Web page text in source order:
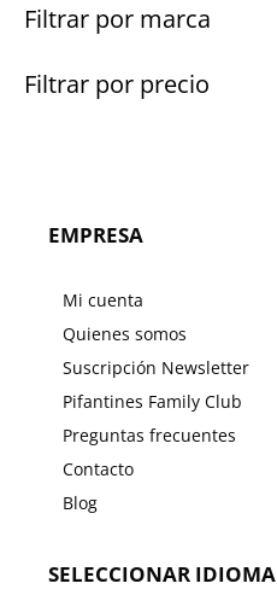
Filtrar por marca
Filtrar por precio
EMPRESA
Mi cuenta
Quienes somos
Suscripción Newsletter
Pifantines Family Club
Preguntas frecuentes
Contacto
Blog
SELECCIONAR IDIOMA